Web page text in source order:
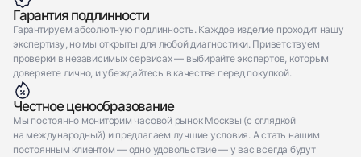
Гарантия подлинности
Гарантируем абсолютную подлинность. Каждое изделие проходит нашу
экспертизу, но мы открыты для любой диагностики. Приветствуем
проверки в независимых сервисах — выбирайте экспертов, которым
доверяете лично, и убеждайтесь в качестве перед покупкой.
Честное ценообразование
Мы постоянно мониторим часовой рынок Москвы (с оглядкой
на международный) и предлагаем лучшие условия. А стать нашим
постоянным клиентом — одно удовольствие — у вас всегда будут